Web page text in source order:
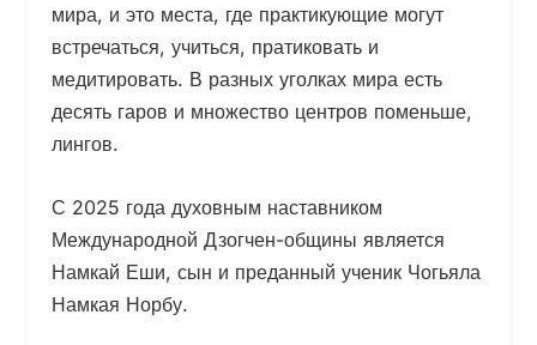
мира, и это места, где практикующие могут
встречаться, учиться, пратиковать и
медитировать. В разных уголках мира есть
десять гаров и множество центров поменьше,
лингов.
С 2025 года духовным наставником
Международной Дзогчен-общины является
Намкай Еши, сын и преданный ученик Чогьяла
Намкая Норбу.